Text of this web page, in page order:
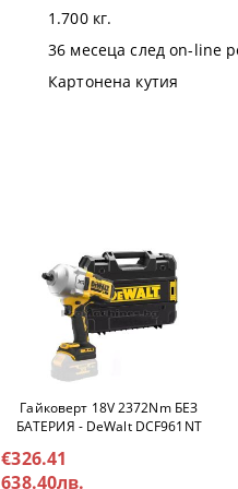
ЕЛЕКТРИЧЕСКИ ТАКЕРИ
ДРУГИ КАБЕЛНИ
РЪЧНИ РЕНДЕТА
РЪЧНИ ТАКЕРИ
СТОЙКИ
СТЯГИ
ТРИОНИ
ЧУКОВЕ
ШИЛА И СЕКАЧИ
1.700 кг.
36 месеца след on-line
Картонена кутия
Гайковерт 18V 2372Nm БЕЗ
БАТЕРИЯ - DeWalt DCF961NT
€326.41
638.40лв.